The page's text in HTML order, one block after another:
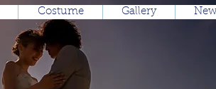
Costume Gallery